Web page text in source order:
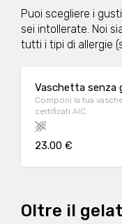
Puoi scegliere i
sei intollerate. Noi
tutti i tipi di allergie
Vaschetta senza
Componi la tua
certificati AIC
23.00 €
Oltre il